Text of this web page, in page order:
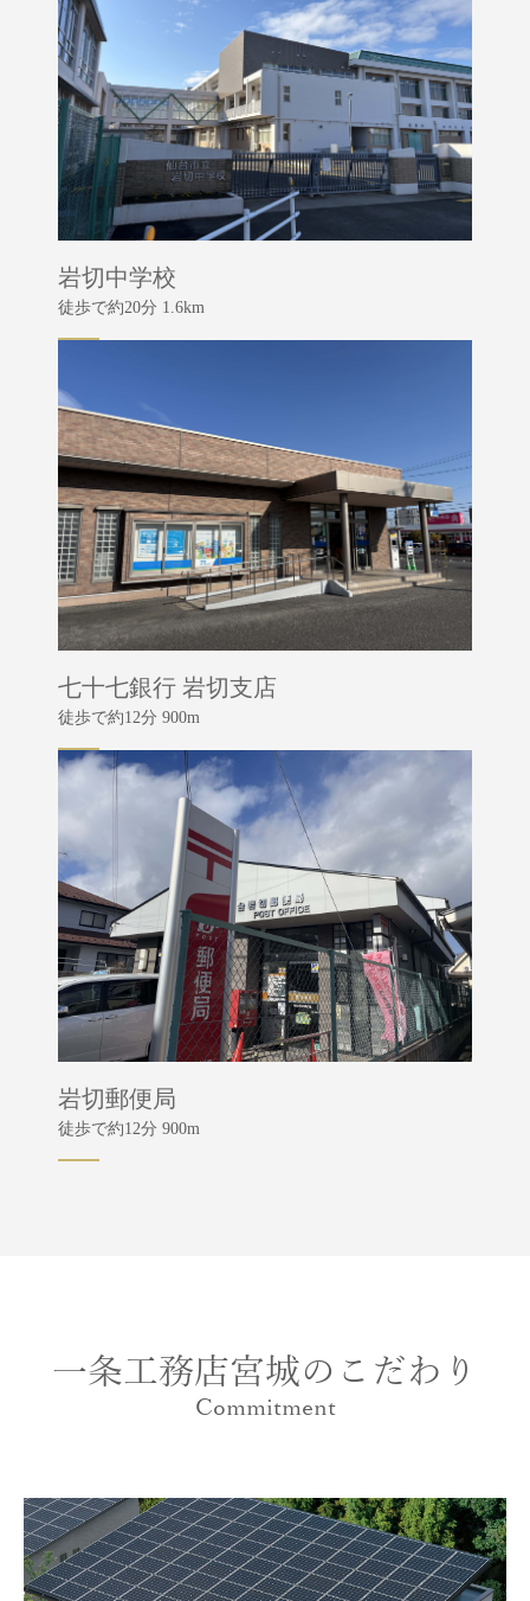
岩切中学校
徒歩で約20分 1.6km
七十七銀行 岩切支店
徒歩で約12分 900m
岩切郵便局
徒歩で約12分 900m
一条工務店宮城のこだわり
Commitment